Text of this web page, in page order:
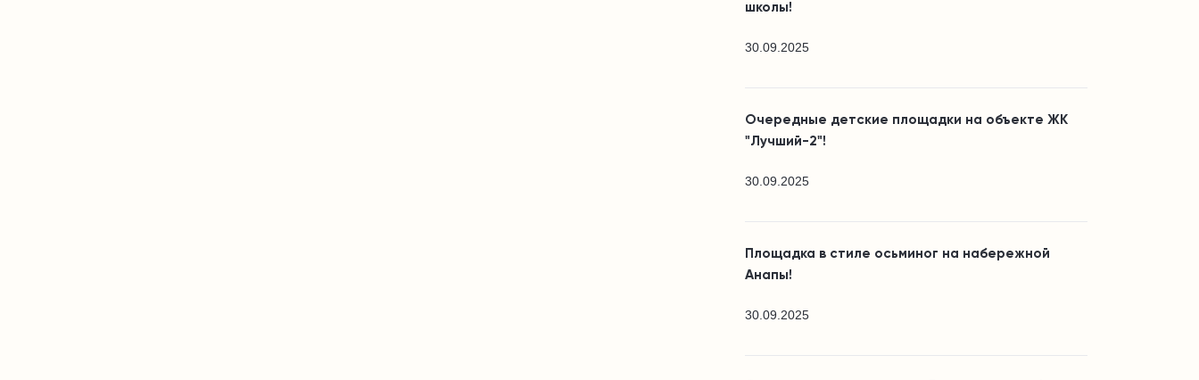
школы!
30.09.2025
Очередные детские площадки на объекте ЖК
"Лучший-2"!
30.09.2025
Площадка в стиле осьминог на набережной
Анапы!
30.09.2025